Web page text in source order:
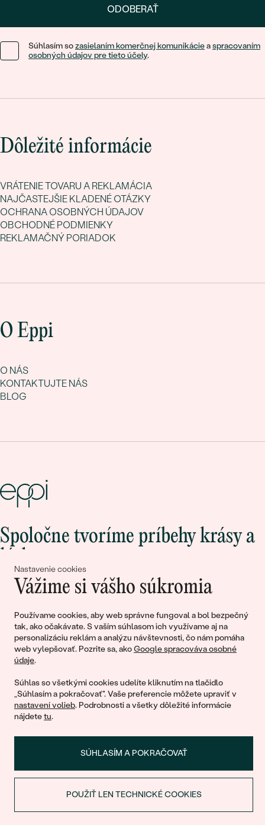
Nastavenie cookies
Vážime si vášho súkromia
Používame cookies, aby web správne fungoval a bol bezpečný
tak, ako očakávate. S vaším súhlasom ich využívame aj na
personalizáciu reklám a analýzu návštevnosti, čo nám pomáha
web vylepšovať. Pozrite sa, akoGoogle spracováva osobné
údaje.
Súhlas so všetkými cookies udelíte kliknutím na tlačidlo
„Súhlasím a pokračovať". Vaše preferencie môžete upraviť v
nastavení volieb. Podrobnosti a všetky dôležité informácie
nájdetetu.
SÚHLASÍM A POKRAČOVAŤ
POUŽIŤ LEN TECHNICKÉ COOKIES
ODOBERAŤ
Súhlasím sozasielaním komerčnej komunikácieaspracovaním
osobných údajov pre tieto účely.
Dôležité informácie
VRÁTENIE TOVARU A REKLAMÁCIA
NAJČASTEJŠIE KLADENÉ OTÁZKY
OCHRANA OSOBNÝCH ÚDAJOV
OBCHODNÉ PODMIENKY
REKLAMAČNÝ PORIADOK
O Eppi
O NÁS
KONTAKTUJTE NÁS
BLOG
Spoločne tvoríme príbehy krásy a
Pripojte sa k nám!
© 2011 - 2026, Eppi.sk
ZĽAVA NA PRVÝ NÁKUP